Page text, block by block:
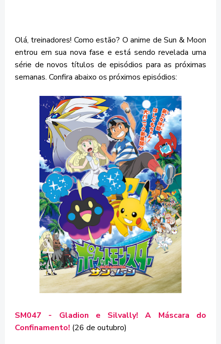
Olá, treinadores! Como estão? O anime de Sun & Moon
entrou em sua nova fase e está sendo revelada uma
série de novos títulos de episódios para as próximas
semanas. Confira abaixo os próximos episódios:
SM047 - Gladion e Silvally! A Máscara do
Confinamento! (26 de outubro)